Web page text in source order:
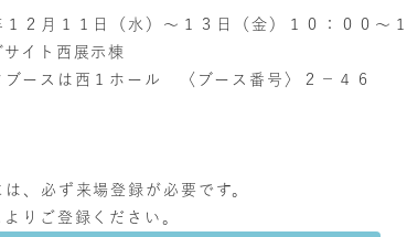
１２月１１日（水）～１３日（金）１０：００～
サイト西展示棟
は西１ホール 〈ブース番号〉２－４６
、必ず来場登録が必要です。
よりご登録ください。